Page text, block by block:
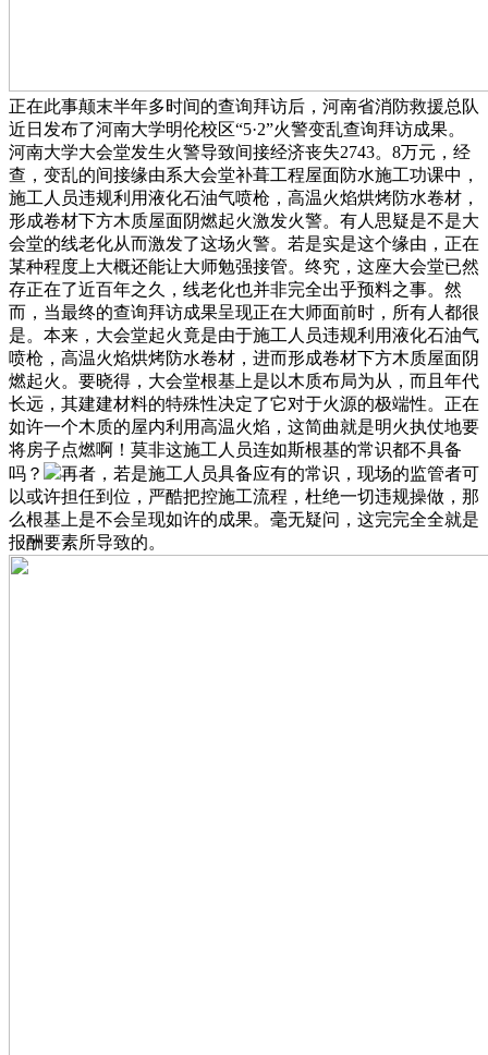
正在此事颠末半年多时间的查询拜访后，河南省消防救援总队
近日发布了河南大学明伦校区“5·2”火警变乱查询拜访成果。
河南大学大会堂发生火警导致间接经济丧失2743。8万元，经
查，变乱的间接缘由系大会堂补葺工程屋面防水施工功课中，
施工人员违规利用液化石油气喷枪，高温火焰烘烤防水卷材，
形成卷材下方木质屋面阴燃起火激发火警。有人思疑是不是大
会堂的线老化从而激发了这场火警。若是实是这个缘由，正在
某种程度上大概还能让大师勉强接管。终究，这座大会堂已然
存正在了近百年之久，线老化也并非完全出乎预料之事。然
而，当最终的查询拜访成果呈现正在大师面前时，所有人都很
是。本来，大会堂起火竟是由于施工人员违规利用液化石油气
喷枪，高温火焰烘烤防水卷材，进而形成卷材下方木质屋面阴
燃起火。要晓得，大会堂根基上是以木质布局为从，而且年代
长远，其建建材料的特殊性决定了它对于火源的极端性。正在
如许一个木质的屋内利用高温火焰，这简曲就是明火执仗地要
将房子点燃啊！莫非这施工人员连如斯根基的常识都不具备
吗？
再者，若是施工人员具备应有的常识，现场的监管者可
以或许担任到位，严酷把控施工流程，杜绝一切违规操做，那
么根基上是不会呈现如许的成果。毫无疑问，这完完全全就是
报酬要素所导致的。